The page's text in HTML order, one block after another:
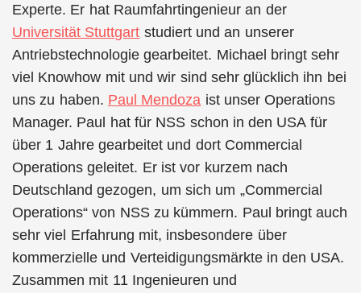
Experte. Er hat Raumfahrtingenieur an der
Universität Stuttgart studiert und an unserer
Antriebstechnologie gearbeitet. Michael bringt sehr
viel Knowhow mit und wir sind sehr glücklich ihn bei
uns zu haben. Paul Mendoza ist unser Operations
Manager. Paul hat für NSS schon in den USA für
über 1 Jahre gearbeitet und dort Commercial
Operations geleitet. Er ist vor kurzem nach
Deutschland gezogen, um sich um „Commercial
Operations“ von NSS zu kümmern. Paul bringt auch
sehr viel Erfahrung mit, insbesondere über
kommerzielle und Verteidigungsmärkte in den USA.
Zusammen mit 11 Ingenieuren und